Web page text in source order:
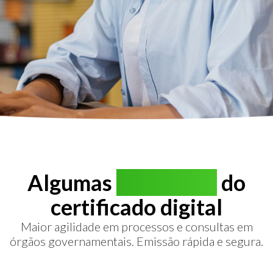
Algumas
do
certificado digital
Maior agilidade em processos e consultas em
órgãos governamentais. Emissão rápida e segura.